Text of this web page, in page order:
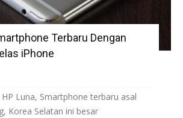
Terbaru Dengan
iPhone
Luna, Smartphone terbaru asal
Korea Selatan ini besar